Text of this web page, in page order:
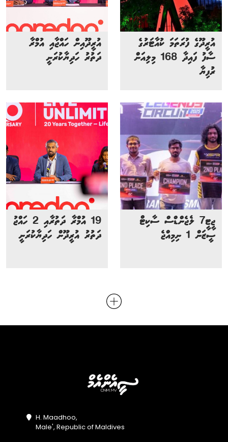
އުރީދޫގެ ފުރަތަމަ ކުއާޓަރުގެ
ސާފު ފައިދާ 168 މިލިއަން
ރުފިޔާ
އުރީދޫއިން ހައްޖާއި އުމްރާ
ދަތުރު ހަދިޔާކުރަނީ
ޖީޓީ7 ލެޖެންޑްސް ސާކިޓް
ސީޒަން 1 ނިމިއްޖެ
19 އުމްރާ ދަތުރާއި 2 ހައްޖު
ދަތުރު އުރީދޫން ހަދިޔާކުރަނީ
H. Maadhoo,
Male', Republic of Maldives